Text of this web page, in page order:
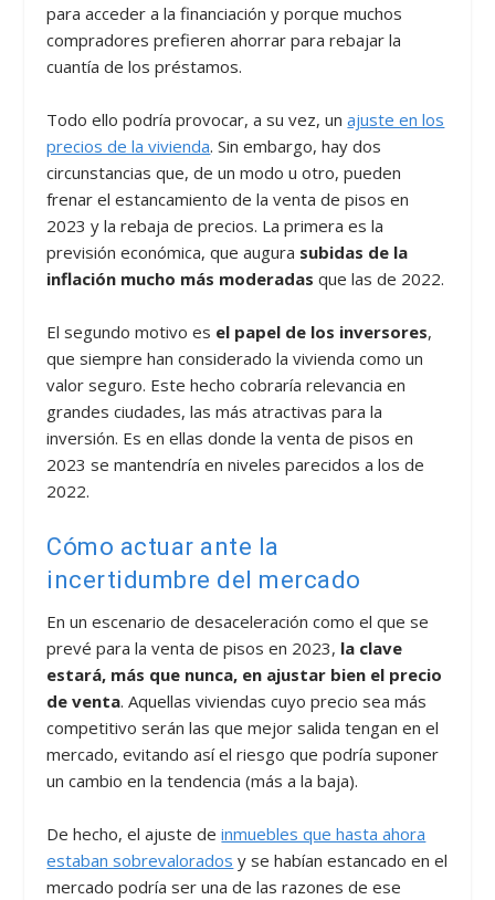
para acceder a la financiación y porque muchos
compradores prefieren ahorrar para rebajar la
cuantía de los préstamos.
Todo ello podría provocar, a su vez, unajuste en los
precios de la vivienda. Sin embargo, hay dos
circunstancias que, de un modo u otro, pueden
frenar el estancamiento de la venta de pisos en
2023 y la rebaja de precios. La primera es la
previsión económica, que augura subidas de la
inflación mucho más moderadasque las de 2022.
El segundo motivo es el papel de los inversores,
que siempre han considerado la vivienda como un
valor seguro. Este hecho cobraría relevancia en
grandes ciudades, las más atractivas para la
inversión. Es en ellas donde la venta de pisos en
2023 se mantendría en niveles parecidos a los de
2022.
Cómo actuar ante la
incertidumbre del mercado
En un escenario de desaceleración como el que se
prevé para la venta de pisos en 2023, la clave
estará, más que nunca, en ajustar bien el precio
de venta. Aquellas viviendas cuyo precio sea más
competitivo serán las que mejor salida tengan en el
mercado, evitando así el riesgo que podría suponer
un cambio en la tendencia (más a la baja).
De hecho, el ajuste deinmuebles que hasta ahora
estaban sobrevalorados y se habían estancado en el
mercado podría ser una de las razones de ese